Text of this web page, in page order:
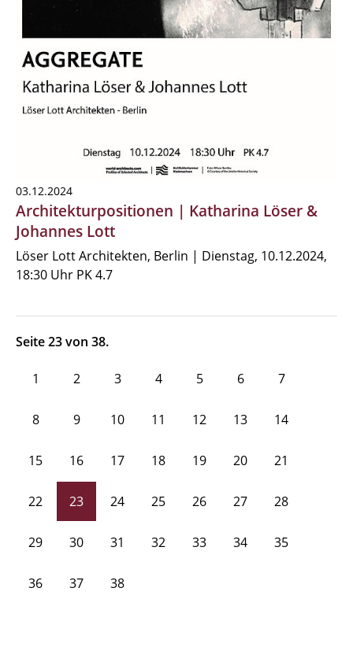
03.12.2024
Architekturpositionen | Katharina Löser &
Johannes Lott
Löser Lott Architekten, Berlin | Dienstag, 10.12.2024,
18:30 Uhr PK 4.7
Seite 23 von 38.
1 2 3 4 5 6 7
8 9 10 11 12 13 14
15 16 17 18 19 20 21
22 23 24 25 26 27 28
29 30 31 32 33 34 35
36 37 38